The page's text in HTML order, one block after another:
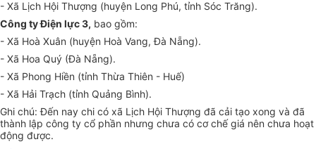
- Xã Lịch Hội Thượng (huyện Long Phú, tỉnh Sóc Trăng).
Công ty Điện lực 3, bao gồm:
- Xã Hoà Xuân (huyện Hoà Vang, Đà Nẵng).
- Xã Hoa Quý (Đà Nẵng).
- Xã Phong Hiền (tỉnh Thừa Thiên - Huế)
- Xã Hải Trạch (tỉnh Quảng Bình).
Ghi chú: Đến nay chi có xã Lịch Hội Thượng đã cải tạo xong và đã
thành lập công ty cổ phần nhưng chưa có cơ chế giá nên chưa hoạt
động được.